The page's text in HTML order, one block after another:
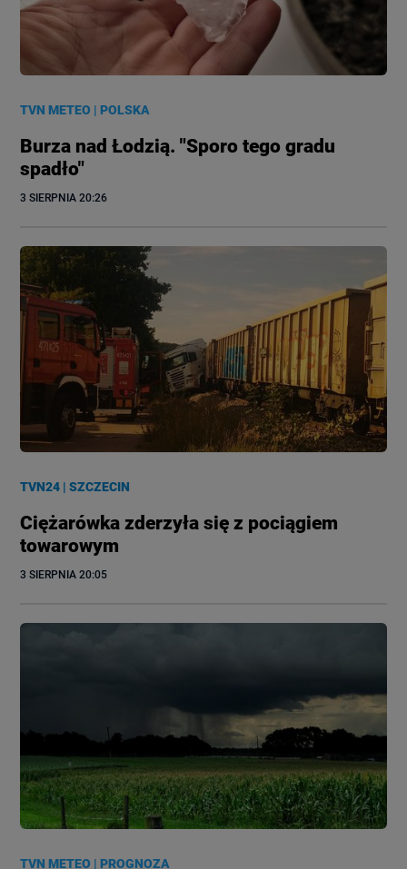
TVN METEO |POLSKA
Burza nad Łodzią. "Sporo tego gradu
spadło"
3 SIERPNIA 20:26
TVN24 |SZCZECIN
Ciężarówka zderzyła się z pociągiem
towarowym
3 SIERPNIA 20:05
TVN METEO |PROGNOZA